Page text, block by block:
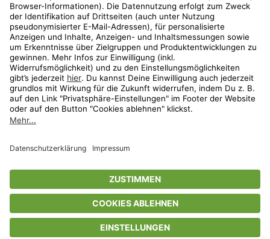
Travel
* Streichpreise entsprechen der unverbindlichen Preisempfehlung des
Herstellers. Prozentangaben beziehen sich auf den Streichpreis.
Freunde-Aktionen findest Du unterwww.limango.de/einladen
ᵇ Gilt nur für von limango versandte Ware (nicht für von Partnern versandte